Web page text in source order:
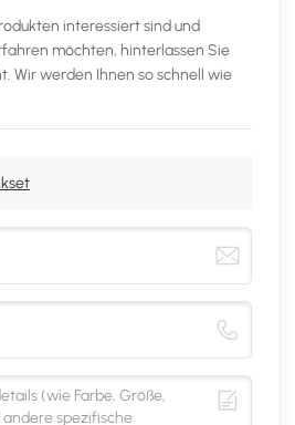
interessiert sind und
möchten, hinterlassen Sie
Wir werden Ihnen so schnell wie